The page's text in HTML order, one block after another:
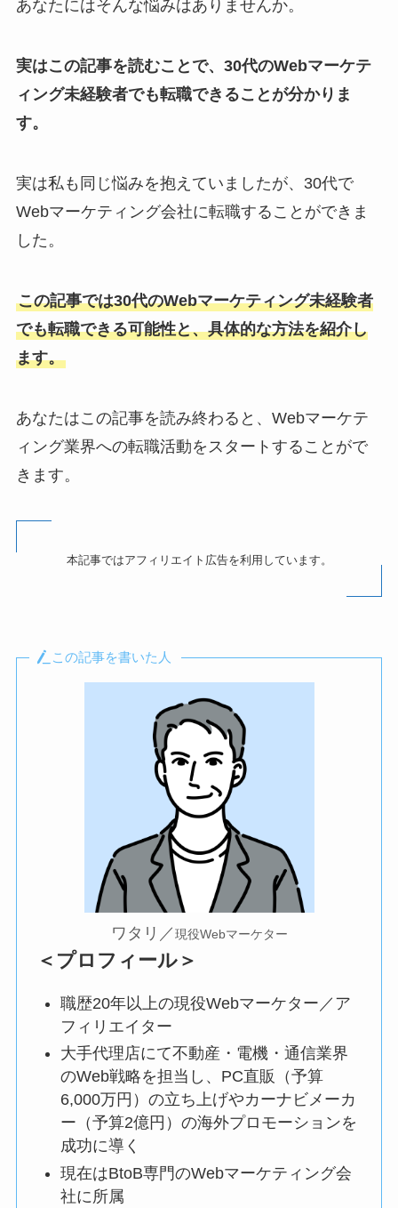
あなたにはそんな悩みはありませんか。
実はこの記事を読むことで、30代のWebマーケテ
ィング未経験者でも転職できることが分かりま
す。
実は私も同じ悩みを抱えていましたが、30代で
Webマーケティング会社に転職することができま
した。
この記事では30代のWebマーケティング未経験者
でも転職できる可能性と、具体的な方法を紹介し
ます。
あなたはこの記事を読み終わると、Webマーケテ
ィング業界への転職活動をスタートすることがで
きます。
本記事ではアフィリエイト広告を利用しています。
この記事を書いた人
ワタリ／現役Webマーケター
＜プロフィール＞
職歴20年以上の現役Webマーケター／ア
フィリエイター
大手代理店にて不動産・電機・通信業界
のWeb戦略を担当し、PC直販（予算
6,000万円）の立ち上げやカーナビメーカ
ー（予算2億円）の海外プロモーションを
成功に導く
現在はBtoB専門のWebマーケティング会
社に所属